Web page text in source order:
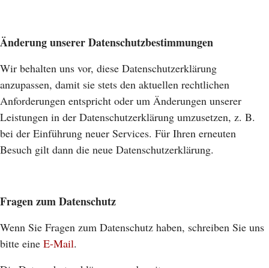
Änderung unserer Datenschutzbestimmungen
Wir behalten uns vor, diese Datenschutzerklärung
anzupassen, damit sie stets den aktuellen rechtlichen
Anforderungen entspricht oder um Änderungen unserer
Leistungen in der Datenschutzerklärung umzusetzen, z. B.
bei der Einführung neuer Services. Für Ihren erneuten
Besuch gilt dann die neue Datenschutzerklärung.
Fragen zum Datenschutz
Wenn Sie Fragen zum Datenschutz haben, schreiben Sie uns
bitte eine E-Mail.